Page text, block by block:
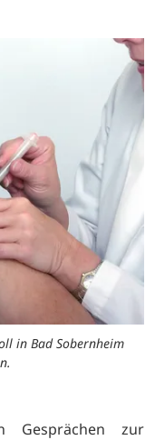
in Bad Sobernheim
Gesprächen zur